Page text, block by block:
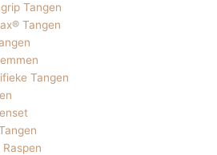
Tangen
Tangen
Tangen